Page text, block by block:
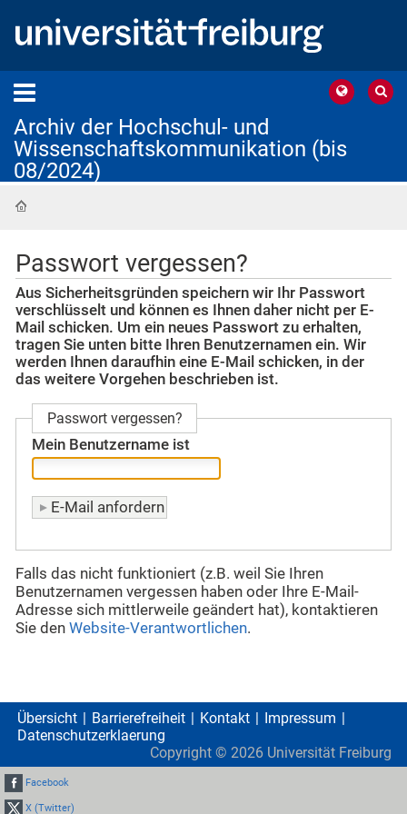
Archiv der Hochschul- und
Wissenschaftskommunikation (bis
08/2024)
Passwort vergessen?
Aus Sicherheitsgründen speichern wir Ihr Passwort
verschlüsselt und können es Ihnen daher nicht per E-
Mail schicken. Um ein neues Passwort zu erhalten,
tragen Sie unten bitte Ihren Benutzernamen ein. Wir
werden Ihnen daraufhin eine E-Mail schicken, in der
das weitere Vorgehen beschrieben ist.
Passwort vergessen?
Mein Benutzername ist
Falls das nicht funktioniert (z.B. weil Sie Ihren
Benutzernamen vergessen haben oder Ihre E-Mail-
Adresse sich mittlerweile geändert hat), kontaktieren
Sie den Website-Verantwortlichen.
Übersicht Barrierefreiheit Kontakt
Impressum
Datenschutzerklaerung
Copyright © 2026 Universität Freiburg
Facebook
X (Twitter)